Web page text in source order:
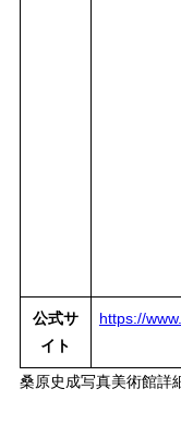
公式サ
イト
https://
桑原史成写真美術館詳